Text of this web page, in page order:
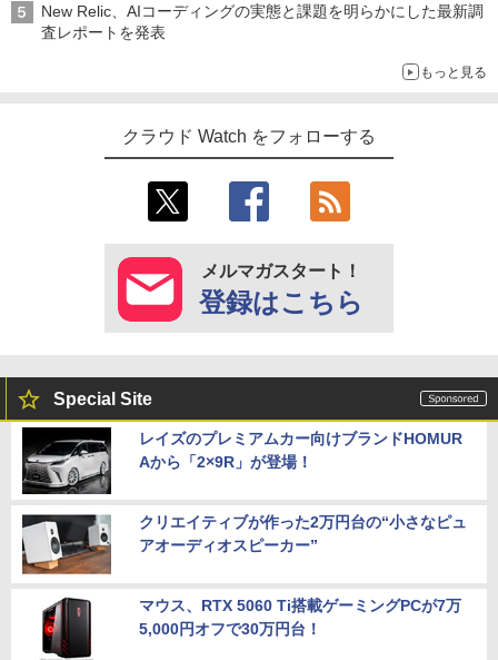
New Relic、AIコーディングの実態と課題を明らかにした最新調
査レポートを発表
もっと見る
クラウド Watch をフォローする
メルマガスタート！
登録はこちら
Special Site
レイズのプレミアムカー向けブランドHOMUR
Aから「2×9R」が登場！
クリエイティブが作った2万円台の“小さなピュ
アオーディオスピーカー”
マウス、RTX 5060 Ti搭載ゲーミングPCが7万
5,000円オフで30万円台！